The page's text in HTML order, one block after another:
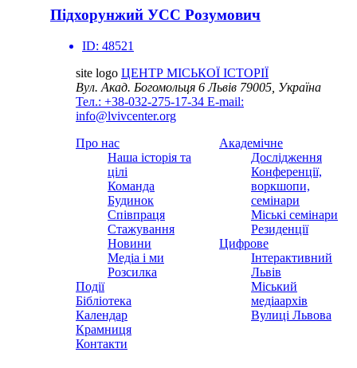
Підхорунжий УСС Розумович
ID: 48521
site logo ЦЕНТР МІСЬКОЇ ІСТОРІЇ
Вул. Акад. Богомольця 6Львів 79005, Україна
Тел.: +38-032-275-17-34 E-mail:
info@lvivcenter.org
Про нас
Наша історія та
цілі
Команда
Будинок
Співпраця
Стажування
Новини
Медіа і ми
Розсилка
Події
Бібліотека
Календар
Крамниця
Контакти
Академічне
Дослідження
Конференції,
воркшопи,
семінари
Міські семінари
Резиденції
Цифрове
Інтерактивний
Львів
Міський
медіаархів
Вулиці Львова